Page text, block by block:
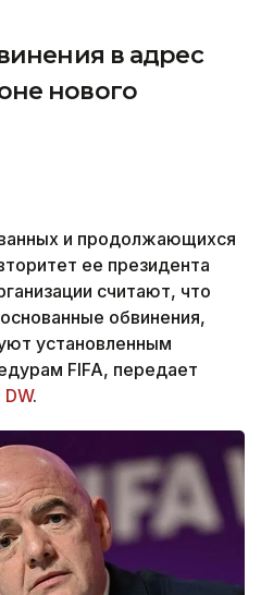
в адрес
нового
и продолжающихся
ее президента
считают, что
обвинения,
установленным
FIFA, передает
DW.